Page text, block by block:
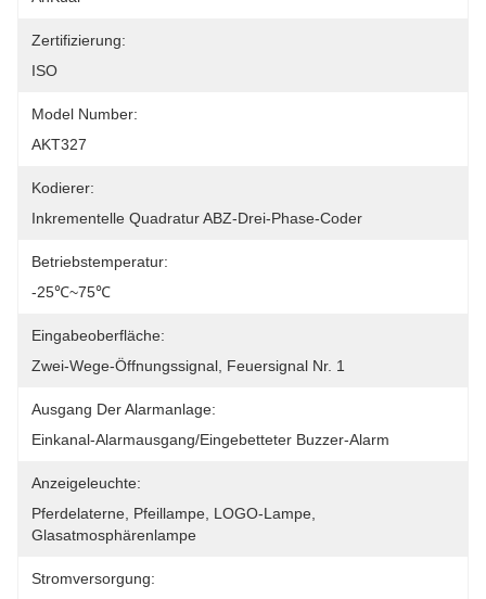
Zertifizierung:
ISO
Model Number:
AKT327
Kodierer:
Inkrementelle Quadratur ABZ-Drei-Phase-Coder
Betriebstemperatur:
-25℃~75℃
Eingabeoberfläche:
Zwei-Wege-Öffnungssignal, Feuersignal Nr. 1
Ausgang Der Alarmanlage:
Einkanal-Alarmausgang/eingebetteter Buzzer-Alarm
Anzeigeleuchte:
Pferdelaterne, Pfeillampe, LOGO-Lampe,
Glasatmosphärenlampe
Stromversorgung: